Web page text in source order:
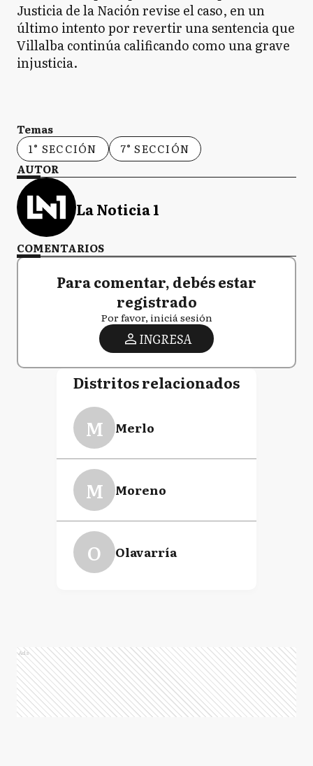
Justicia de la Nación revise el caso, en un
último intento por revertir una sentencia que
Villalba continúa calificando como una grave
injusticia.
Temas
1° SECCIÓN
7° SECCIÓN
AUTOR
La Noticia 1
COMENTARIOS
Para comentar, debés estar
registrado
Por favor, iniciá sesión
INGRESA
Distritos relacionados
M Merlo
M Moreno
O Olavarría
Ads